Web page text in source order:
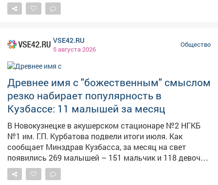
культуру гарантировано! Слышите зов предков?
Приезжайте!
VSE42.RU
5 августа 2026
Общество
Древнее имя с "божественным" смыслом
резко набирает популярность в
Кузбассе: 11 малышей за месяц
В Новокузнецке в акушерском стационаре №2 НГКБ
№1 им. Г.П. Курбатова подвели итоги июля. Как
сообщает Минздрав Кузбасса, за месяц на свет
появились 269 малышей – 151 мальчик и 118 девочек.
Среди новорождённых мальчиков абсолютным
лидером по популярности стало имя Михаил – его